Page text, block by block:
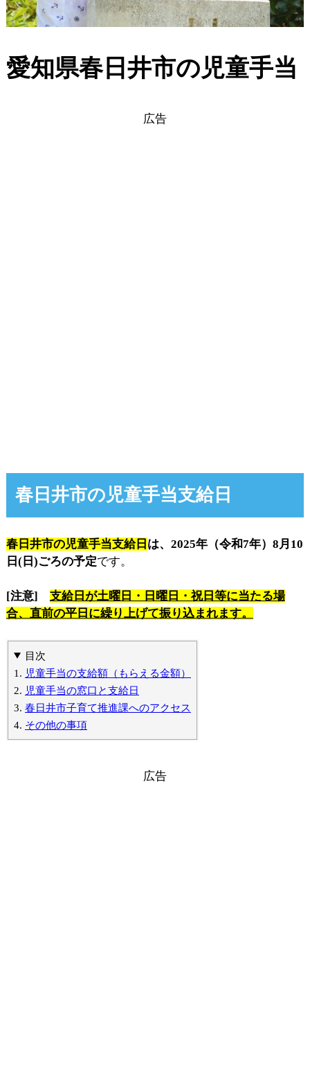
愛知県春日井市の児童手当
春日井市の児童手当支給日
春日井市の児童手当支給日 は、2025年（令和7年）8月10
日(日)ごろの予定です。
[注意]
支給日が土曜日・日曜日・祝日等に当たる場
合、直前の平日に繰り上げて振り込まれます。
目次
児童手当の支給額（もらえる金額）
児童手当の窓口と支給日
春日井市子育て推進課へのアクセス
その他の事項